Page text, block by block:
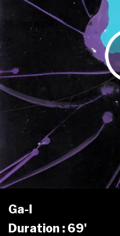
Ga-l
Duration : 69'